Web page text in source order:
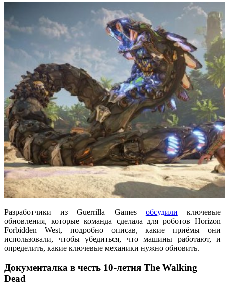
Разработчики из Guerrilla Games обсудили ключевые
обновления, которые команда сделала для роботов Horizon
Forbidden West, подробно описав, какие приёмы они
использовали, чтобы убедиться, что машины работают, и
определить, какие ключевые механики нужно обновить.
Документалка в честь 10-летия The Walking
Dead